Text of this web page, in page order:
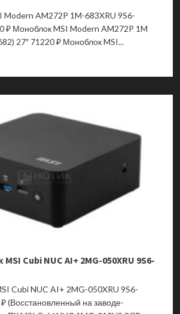
AM272P 1M-683XRU 9S6-
₽ Моноблок MSI Modern AM272P 1M
27″ 71220 ₽ Моноблок MSI...
Cubi NUC AI+ 2MG-050XRU 9S6-
Cubi NUC AI+ 2MG-050XRU 9S6-
(Восстановленный на заводе-